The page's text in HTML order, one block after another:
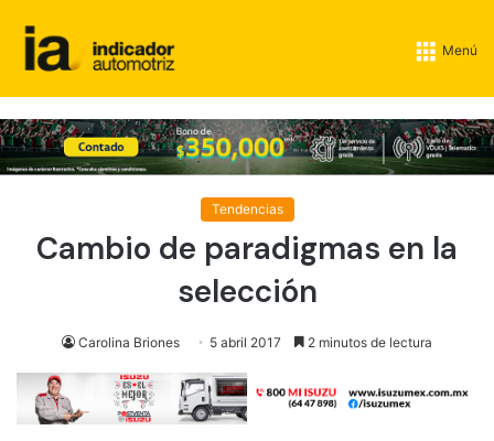
Menú
Tendencias
Cambio de paradigmas en la
selección
Carolina Briones 5 abril 2017 2 minutos de lectura